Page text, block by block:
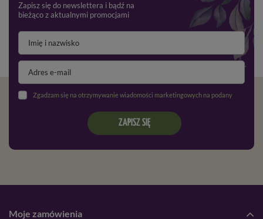
Zapisz się do newslettera i bądź na
bieżąco z aktualnymi promocjami
Zgadzam się na otrzymywanie wiadomości marketingowych na podany adres e-mail oraz przetwarzanie danych osobowych zgodnie z
ZAPISZ SIĘ
Moje zamówienia